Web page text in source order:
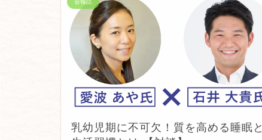
会報誌
乳幼児期に不可欠！質を高める睡眠と